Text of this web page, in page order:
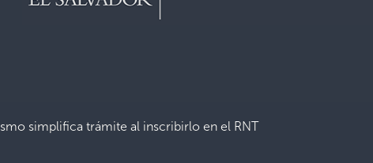
simplifica trámite al inscribirlo en el RNT